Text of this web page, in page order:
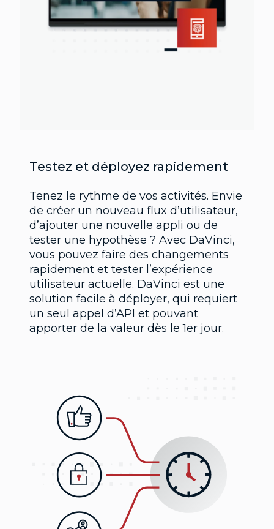
Testez et déployez rapidement
Tenez le rythme de vos activités. Envie
de créer un nouveau flux d’utilisateur,
d’ajouter une nouvelle appli ou de
tester une hypothèse ? Avec DaVinci,
vous pouvez faire des changements
rapidement et tester l’expérience
utilisateur actuelle. DaVinci est une
solution facile à déployer, qui requiert
un seul appel d’API et pouvant
apporter de la valeur dès le 1er jour.